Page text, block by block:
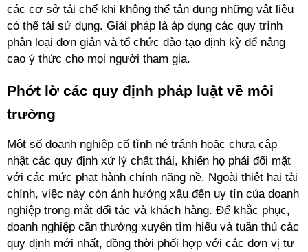
các cơ sở tái chế khi không thể tận dụng những vật liệu
có thể tái sử dụng. Giải pháp là áp dụng các quy trình
phân loại đơn giản và tổ chức đào tạo định kỳ để nâng
cao ý thức cho mọi người tham gia.
Phớt lờ các quy định pháp luật về môi
trường
Một số doanh nghiệp cố tình né tránh hoặc chưa cập
nhật các quy định xử lý chất thải, khiến họ phải đối mặt
với các mức phạt hành chính nặng nề. Ngoài thiệt hại tài
chính, việc này còn ảnh hưởng xấu đến uy tín của doanh
nghiệp trong mắt đối tác và khách hàng. Để khắc phục,
doanh nghiệp cần thường xuyên tìm hiểu và tuân thủ các
quy định mới nhất, đồng thời phối hợp với các đơn vị tư